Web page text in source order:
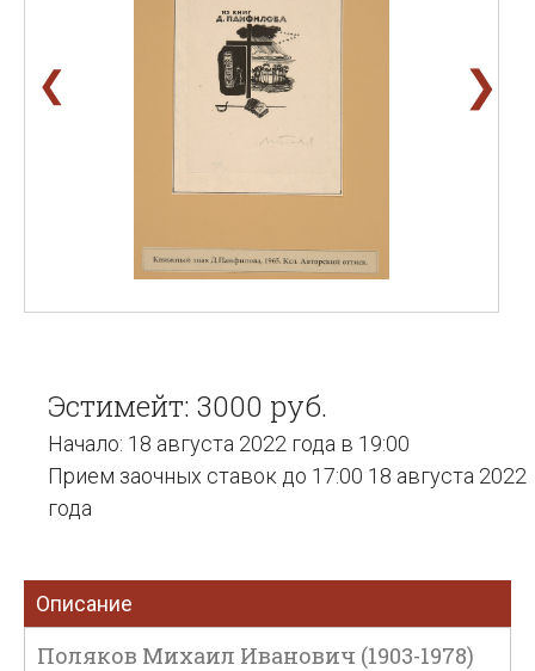
❮ ❯
Эстимейт: 3000 руб.
Начало: 18 августа 2022 года в 19:00
Прием заочных ставок до 17:00 18 августа 2022
года
Описание
Поляков Михаил Иванович (1903-1978)